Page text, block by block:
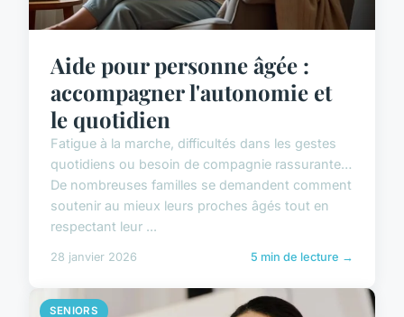
Aide pour personne âgée :
accompagner l'autonomie et
le quotidien
Fatigue à la marche, difficultés dans les gestes
quotidiens ou besoin de compagnie rassurante…
De nombreuses familles se demandent comment
soutenir au mieux leurs proches âgés tout en
respectant leur ...
28 janvier 2026 5 min de lecture →
SENIORS